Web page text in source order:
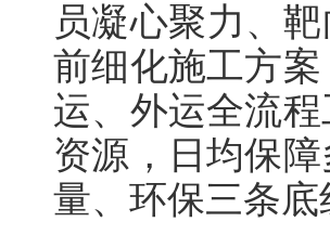
员凝心聚力、
前细化施工方
运、外运全流
资源，日均保
量、环保三条